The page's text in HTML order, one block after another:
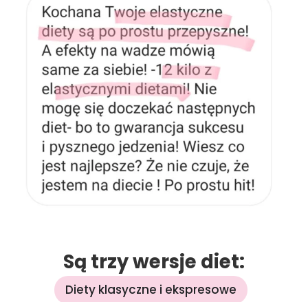
Są trzy wersje diet:
Diety klasyczne i ekspresowe